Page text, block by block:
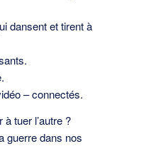
dansent et tirent à
– connectés.
tuer l’autre ?
guerre dans nos